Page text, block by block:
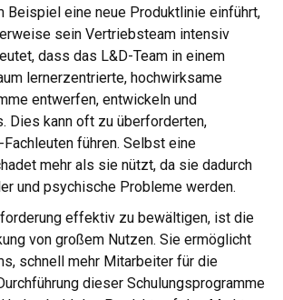
Beispiel eine neue Produktlinie einführt,
sein Vertriebsteam intensiv
dass das L&D-Team in einem
lernerzentrierte, hochwirksame
entwerfen, entwickeln und
Dies kann oft zu überforderten,
führen. Selbst eine
mehr als sie nützt, da sie dadurch
und psychische Probleme werden.
effektiv zu bewältigen, ist die
von großem Nutzen. Sie ermöglicht
schnell mehr Mitarbeiter für die
dieser Schulungsprogramme